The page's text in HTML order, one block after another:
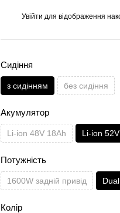
Увійти для відображення
Сидіння
з сидінням без сидіння
Акумулятор
Li-ion 48V 18Ah Li-ion
Потужність
1600W задній привід
Колір